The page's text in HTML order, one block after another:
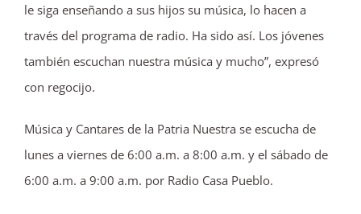
le siga enseñando a sus hijos su música, lo hacen a
través del programa de radio. Ha sido así. Los jóvenes
también escuchan nuestra música y mucho”, expresó
con regocijo.
Música y Cantares de la Patria Nuestra se escucha de
lunes a viernes de 6:00 a.m. a 8:00 a.m. y el sábado de
6:00 a.m. a 9:00 a.m. por Radio Casa Pueblo.